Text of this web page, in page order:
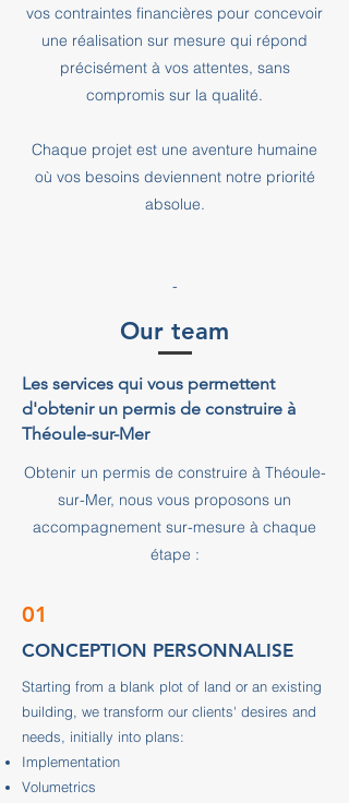
vos contraintes financières pour concevoir
une réalisation sur mesure qui répond
précisément à vos attentes, sans
compromis sur la qualité.
Chaque projet est une aventure humaine
où vos besoins deviennent notre priorité
absolue.
-
Our team
Les services qui vous permettent
d'obtenir un permis de construire à
Théoule-sur-Mer
Obtenir un permis de construire à Théoule-
sur-Mer, nous vous proposons un
accompagnement sur-mesure à chaque
étape :
01
CONCEPTION PERSONNALISE
Starting from a blank plot of land or an existing
building, we transform our clients' desires and
needs, initially into plans:
Implementation
Volumetrics